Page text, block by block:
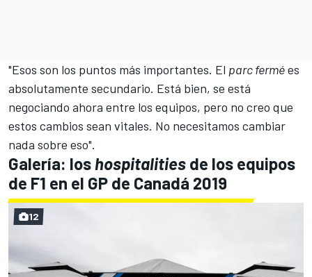
"Esos son los puntos más importantes. El parc fermées
absolutamente secundario. Está bien, se está
negociando ahora entre los equipos, pero no creo que
estos cambios sean vitales. No necesitamos cambiar
nada sobre eso".
Galería: los hospitalities de los equipos
de F1 en el GP de Canadá 2019
12